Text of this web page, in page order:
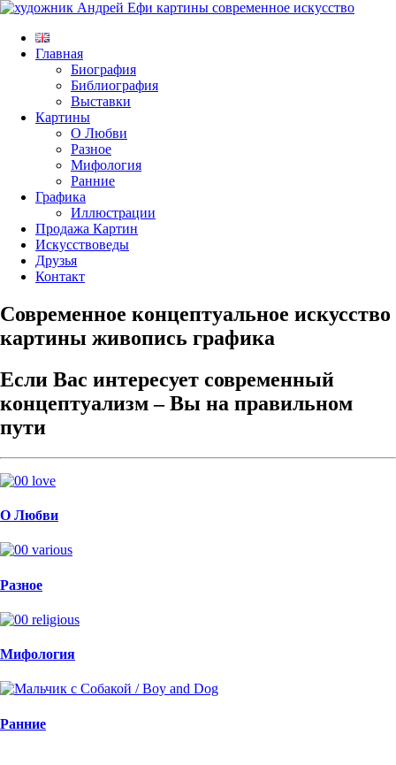
Главная
Биография
Библиография
Выставки
Картины
О Любви
Разное
Мифология
Ранние
Графика
Иллюстрации
Продажа Картин
Искусствоведы
Друзья
Контакт
Современное концептуальное искусство
картины живопись графика
Если Вас интересует современный
концептуализм – Вы на правильном
пути
О Любви
Разное
Мифология
Ранние